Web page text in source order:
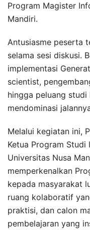
Program Magister
Mandiri.
Antusiasme peserta
selama sesi diskusi.
implementasi
scientist,
hingga peluang
mendominasi
Melalui kegiatan ini,
Ketua Program
Universitas Nusa
memperkenalkan
kepada masyarakat
ruang kolaboratif
praktisi, dan calon
pembelajaran yang